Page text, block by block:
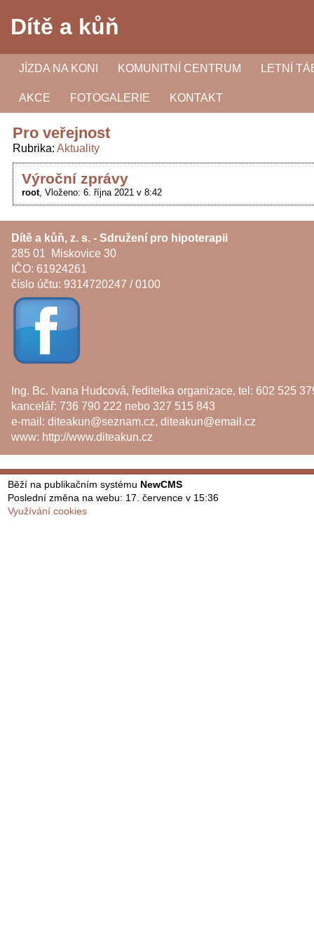
Dítě a kůň
JÍZDA NA KONI KOMUNITNÍ CENTRUM LETNÍ
AKCE FOTOGALERIE KONTAKT
Pro veřejnost
Rubrika Aktuality
Výroční zprávy
root Vloženo: 6. října 2021 v 8:42
Dítě a kůň, z. s. - Sdružení pro hipoterapii
285 01 Miskovice 30
IČO: 61924261
číslo účtu: 9314720247 / 0100
Ing. Bc. Ivana Hudcová, ředitelka organizace, tel: 602 525
kancelář: 736 790 222 nebo 327 515 843
e-mail: diteakun@seznam.cz, diteakun@email.cz
www: http://www.diteakun.cz
Běží na publikačním systému NewCMS
Poslední změna na webu: 17. července v 15:36
Využívání cookies